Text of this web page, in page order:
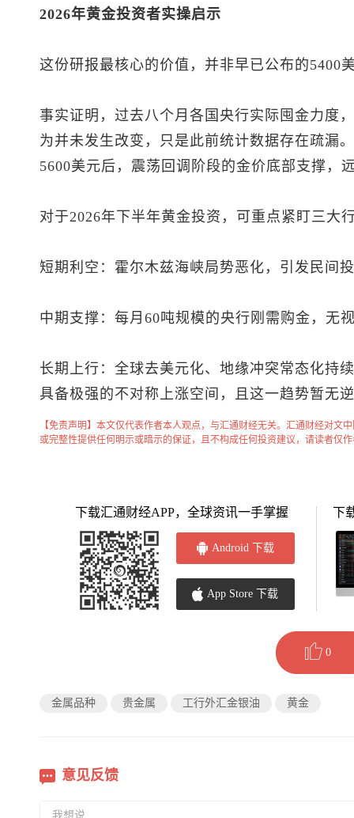
2026年黄金投资者实操启示
这份研报最核心的价值，并非早已公布的5400
事实证明，过去八个月各国央行实际囤金力度
为并未发生改变，只是此前统计数据存在疏漏
5600美元后，震荡回调阶段的金价底部支撑，
对于2026年下半年黄金投资，可重点紧盯三大
短期利空：霍尔木兹海峡局势恶化，引发民间
中期支撑：每月60吨规模的央行刚需购金，无
长期上行：全球去美元化、地缘冲突常态化持
具备极强的不对称上涨空间，且这一趋势暂无
【免责声明】本文仅代表作者本人观点，与汇通财经无关。汇通财经对文
或完整性提供任何明示或暗示的保证，且不构成任何投资建议，请读者仅
下载汇通财经APP，全球资讯一手掌握
Android 下载
App Store 下载
下
0
金属品种 贵金属 工行外汇金银油 黄金
意见反馈